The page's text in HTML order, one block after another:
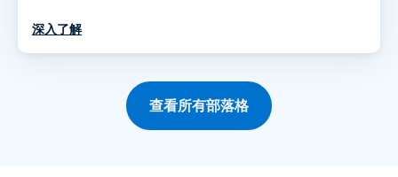
深入了解
查看所有部落格